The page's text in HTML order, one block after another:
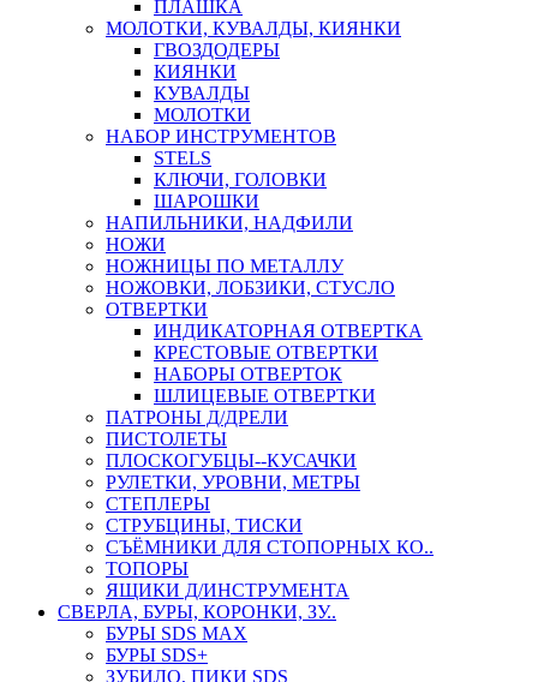
ПЛАШКА
МОЛОТКИ, КУВАЛДЫ, КИЯНКИ
ГВОЗДОДЕРЫ
КИЯНКИ
КУВАЛДЫ
МОЛОТКИ
НАБОР ИНСТРУМЕНТОВ
STELS
КЛЮЧИ, ГОЛОВКИ
ШАРОШКИ
НАПИЛЬНИКИ, НАДФИЛИ
НОЖИ
НОЖНИЦЫ ПО МЕТАЛЛУ
НОЖОВКИ, ЛОБЗИКИ, СТУСЛО
ОТВЕРТКИ
ИНДИКАТОРНАЯ ОТВЕРТКА
КРЕСТОВЫЕ ОТВЕРТКИ
НАБОРЫ ОТВЕРТОК
ШЛИЦЕВЫЕ ОТВЕРТКИ
ПАТРОНЫ Д/ДРЕЛИ
ПИСТОЛЕТЫ
ПЛОСКОГУБЦЫ--КУСАЧКИ
РУЛЕТКИ, УРОВНИ, МЕТРЫ
СТЕПЛЕРЫ
СТРУБЦИНЫ, ТИСКИ
СЪЁМНИКИ ДЛЯ СТОПОРНЫХ КО..
ТОПОРЫ
ЯЩИКИ Д/ИНСТРУМЕНТА
СВЕРЛА, БУРЫ, КОРОНКИ, ЗУ..
БУРЫ SDS MAX
БУРЫ SDS+
ЗУБИЛО, ПИКИ SDS